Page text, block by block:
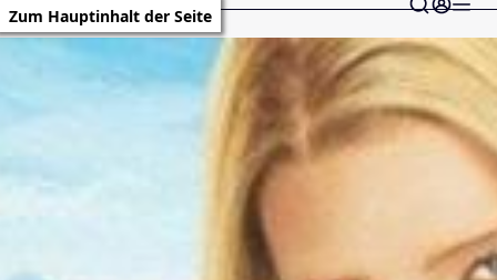
Zum Hauptinhalt der Seite